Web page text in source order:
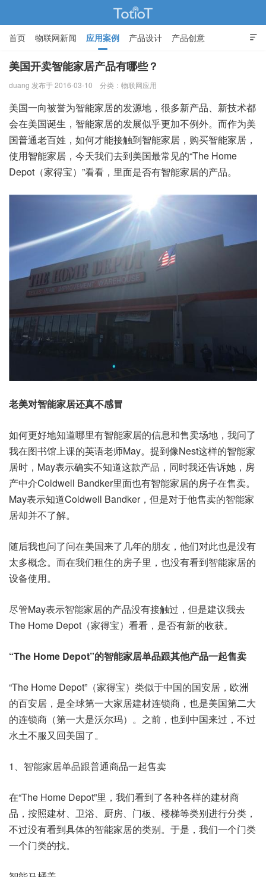

首页 物联网新闻 应用案例 产品设计 产品创意
智能家居
美国开卖智能家居产品有哪些？
duang 发布于 2016-03-10 分类： 物联网应用
美国一向被誉为智能家居的发源地，很多新产品、新技术都
会在美国诞生，智能家居的发展似乎更加不例外。而作为美
国普通老百姓，如何才能接触到智能家居，购买智能家居，
使用智能家居，今天我们去到美国最常见的“The Home
Depot（家得宝）”看看，里面是否有智能家居的产品。
老美对智能家居还真不感冒
如何更好地知道哪里有智能家居的信息和售卖场地，我问了
我在图书馆上课的英语老师May。提到像Nest这样的智能家
居时，May表示确实不知道这款产品，同时我还告诉她，房
产中介Coldwell Bandker里面也有智能家居的房子在售卖。
May表示知道Coldwell Bandker，但是对于他售卖的智能家
居却并不了解。
随后我也问了问在美国来了几年的朋友，他们对此也是没有
太多概念。而在我们租住的房子里，也没有看到智能家居的
设备使用。
尽管May表示智能家居的产品没有接触过，但是建议我去
The Home Depot（家得宝）看看，是否有新的收获。
“The Home Depot”的智能家居单品跟其他产品一起售卖
“The Home Depot”（家得宝）类似于中国的国安居，欧洲
的百安居，是全球第一大家居建材连锁商，也是美国第二大
的连锁商（第一大是沃尔玛）。之前，也到中国来过，不过
水土不服又回美国了。
1、智能家居单品跟普通商品一起售卖
在“The Home Depot”里，我们看到了各种各样的建材商
品，按照建材、卫浴、厨房、门板、楼梯等类别进行分类，
不过没有看到具体的智能家居的类别。于是，我们一个门类
一个门类的找。